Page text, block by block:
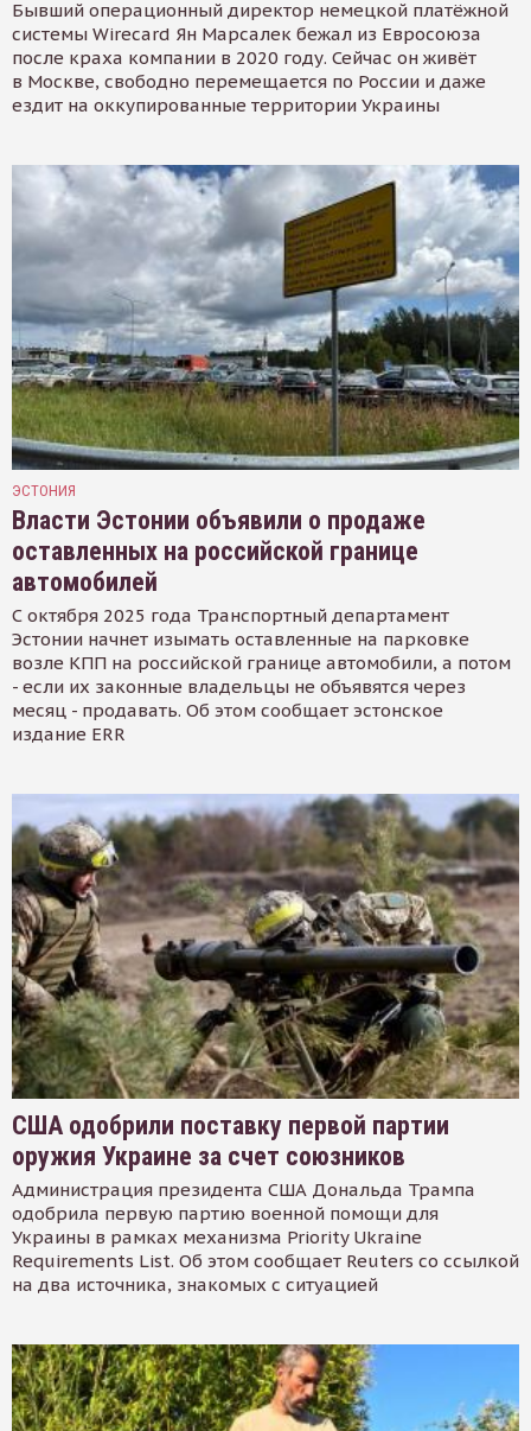
Бывший операционный директор немецкой платёжной
системы Wirecard Ян Марсалек бежал из Евросоюза
после краха компании в 2020 году. Сейчас он живёт
в Москве, свободно перемещается по России и даже
ездит на оккупированные территории Украины
ЭСТОНИЯ
Власти Эстонии объявили о продаже
оставленных на российской границе
автомобилей
С октября 2025 года Транспортный департамент
Эстонии начнет изымать оставленные на парковке
возле КПП на российской границе автомобили, а потом
- если их законные владельцы не объявятся через
месяц - продавать. Об этом сообщает эстонское
издание ERR
США одобрили поставку первой партии
оружия Украине за счет союзников
Администрация президента США Дональда Трампа
одобрила первую партию военной помощи для
Украины в рамках механизма Priority Ukraine
Requirements List. Об этом сообщает Reuters со ссылкой
на два источника, знакомых с ситуацией